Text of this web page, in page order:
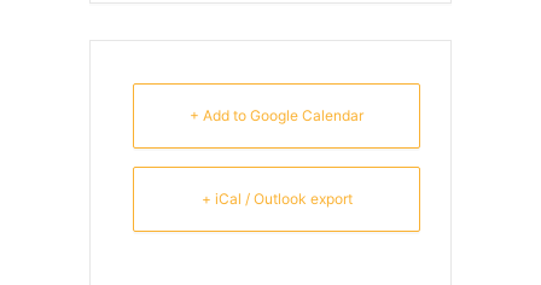
+ Add to Google Calendar
+ iCal / Outlook export